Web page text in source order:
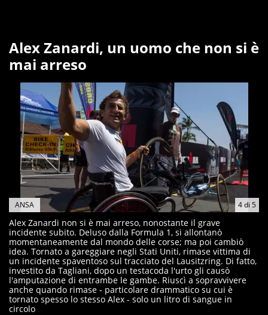
Alex Zanardi, un uomo che non si è
mai arreso
4di 5
ANSA
Alex Zanardi non si è mai arreso, nonostante il grave
incidente subito. Deluso dalla Formula 1, si allontanò
momentaneamente dal mondo delle corse; ma poi cambiò
idea. Tornato a gareggiare negli Stati Uniti, rimase vittima di
un incidente spaventoso sul tracciato del Lausitzring. Di fatto,
investito da Tagliani, dopo un testacoda l'urto gli causò
l'amputazione di entrambe le gambe. Riuscì a sopravvivere
anche quando rimase - particolare drammatico su cui è
tornato spesso lo stesso Alex - solo un litro di sangue in
circolo